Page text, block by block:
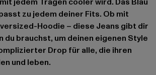
zu jedem deiner Fits. Ob mit
Hoodie – diese Jeans gibt dir
du brauchst, um deinen eigenen Style
Drop für alle, die ihren
und leben.